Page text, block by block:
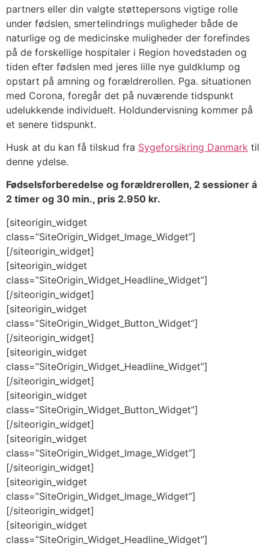
partners eller din valgte støttepersons vigtige rolle
under fødslen, smertelindrings muligheder både de
naturlige og de medicinske muligheder der forefindes
på de forskellige hospitaler i Region hovedstaden og
tiden efter fødslen med jeres lille nye guldklump og
opstart på amning og forældrerollen. Pga. situationen
med Corona, foregår det på nuværende tidspunkt
udelukkende individuelt. Holdundervisning kommer på
et senere tidspunkt.
Husk at du kan få tilskud fra Sygeforsikring Danmark til
denne ydelse.
Fødselsforberedelse og forældrerollen, 2 sessioner á
2 timer og 30 min., pris 2.950 kr.
[siteorigin_widget
class=”SiteOrigin_Widget_Image_Widget”]
[/siteorigin_widget]
[siteorigin_widget
class=”SiteOrigin_Widget_Headline_Widget”]
[/siteorigin_widget]
[siteorigin_widget
class=”SiteOrigin_Widget_Button_Widget”]
[/siteorigin_widget]
[siteorigin_widget
class=”SiteOrigin_Widget_Headline_Widget”]
[/siteorigin_widget]
[siteorigin_widget
class=”SiteOrigin_Widget_Button_Widget”]
[/siteorigin_widget]
[siteorigin_widget
class=”SiteOrigin_Widget_Image_Widget”]
[/siteorigin_widget]
[siteorigin_widget
class=”SiteOrigin_Widget_Image_Widget”]
[/siteorigin_widget]
[siteorigin_widget
class=”SiteOrigin_Widget_Headline_Widget”]